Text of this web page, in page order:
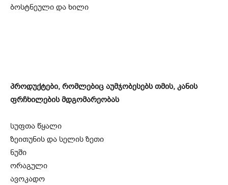
ბოსტნეული და ხილი
პროდუქტები, რომლებიც აუმჯობესებს თმის, კანის
ფრჩხილების მდგომარეობას
სუფთა წყალი
ზეითუნის და სელის ზეთი
ნუში
ორაგული
ავოკადო